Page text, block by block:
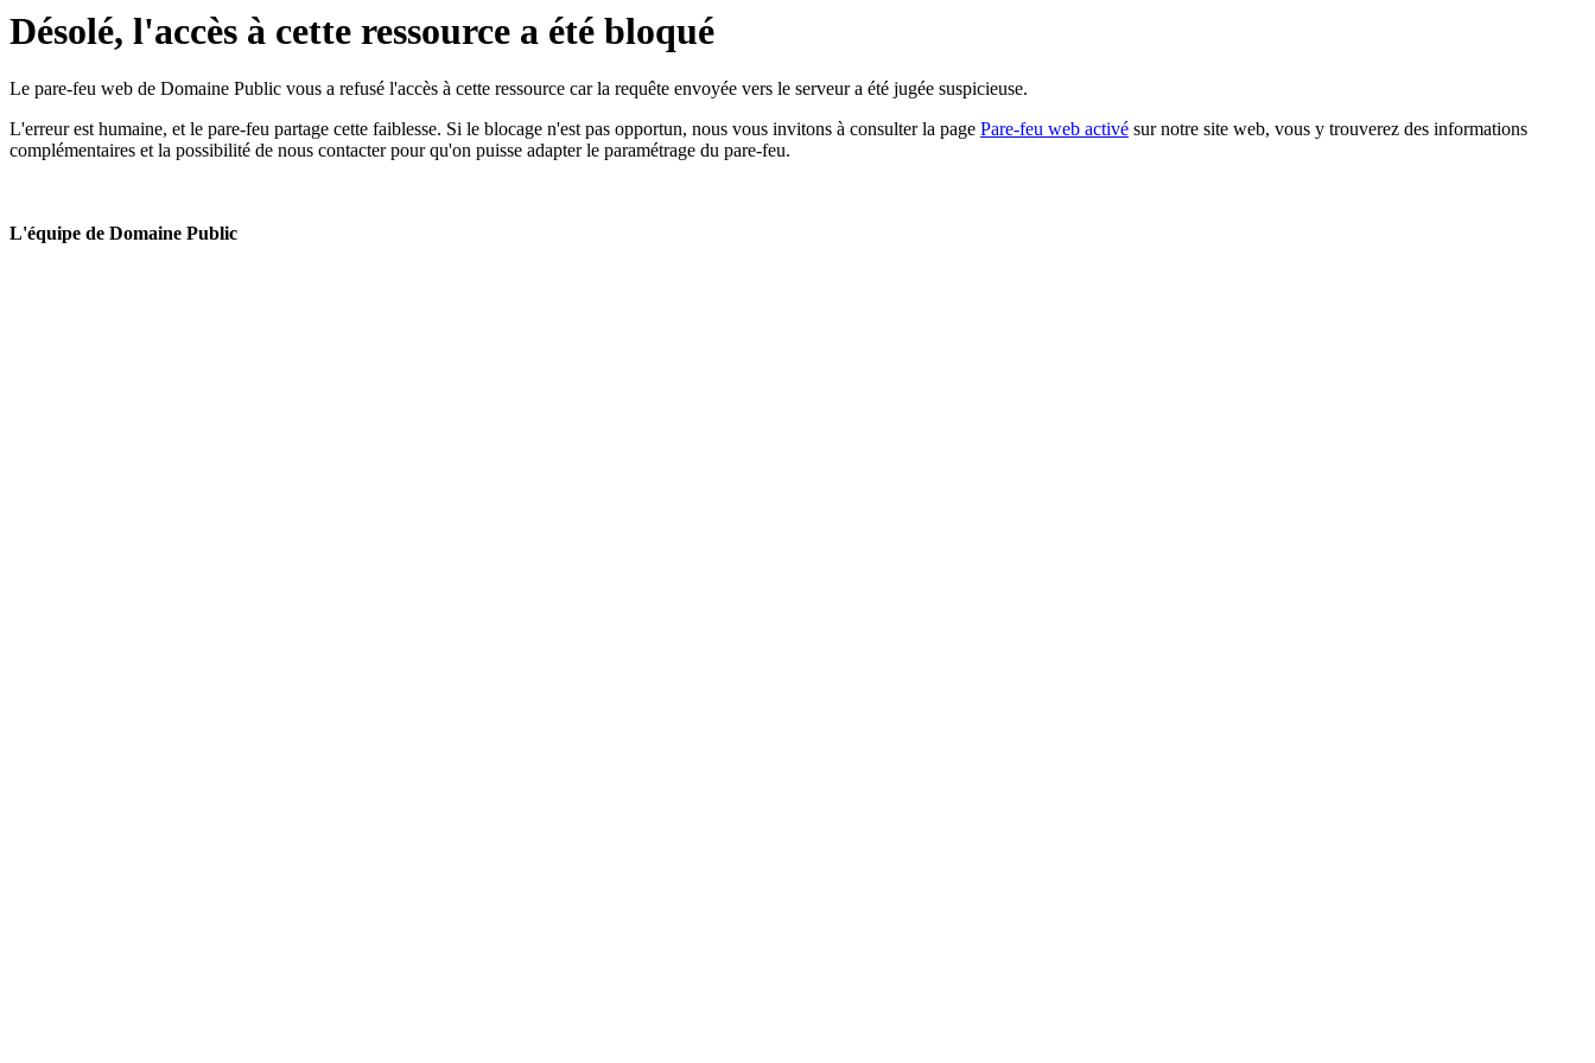
Désolé, l'accès à cette ressource a été bloqué
Le pare-feu web de Domaine Public vous a refusé l'accès à cette ressource car la requête envoyée vers le serveur a été jugée suspicieuse.
L'erreur est humaine, et le pare-feu partage cette faiblesse. Si le blocage n'est pas opportun, nous vous invitons à consulter la page Pare-feu web activé sur notre site web, vous y trouverez des informations
complémentaires et la possibilité de nous contacter pour qu'on puisse adapter le paramétrage du pare-feu.
L'équipe de Domaine Public